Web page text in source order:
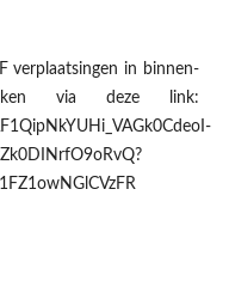
verplaatsingen in binnen-
via deze link: